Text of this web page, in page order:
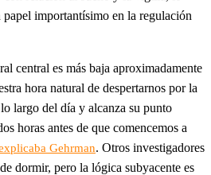
papel importantísimo en la regulación
central es más baja aproximadamente
hora natural de despertarnos por la
largo del día y alcanza su punto
horas antes de que comencemos a
Gehrman. Otros investigadores
dormir, pero la lógica subyacente es